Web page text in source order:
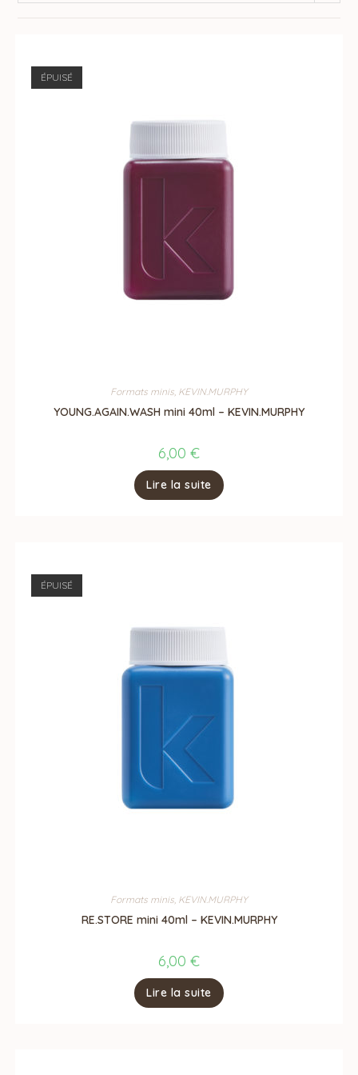
ÉPUISÉ
Formats minis, KEVIN.MURPHY
YOUNG.AGAIN.WASH mini 40ml – KEVIN.MURPHY
6,00 €
Lire la suite
ÉPUISÉ
Formats minis KEVIN.MURPHY
RE.STORE mini 40ml – KEVIN.MURPHY
6,00 €
Lire la suite